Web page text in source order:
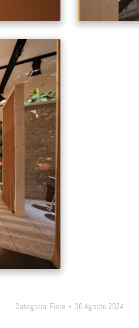
Categoria: Fiere 30 Agosto 2024